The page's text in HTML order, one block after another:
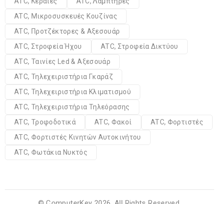
ATC, Μικροσυσκευές Κουζίνας
ATC, Προτζέκτορες & Αξεσουάρ
ATC, Στροφεία Ήχου
ATC, Στροφεία Δικτύου
ATC, Ταινίες Led & Αξεσουάρ
ATC, Τηλεχειριστήρια Γκαράζ
ATC, Τηλεχειριστήρια Κλιματισμού
ATC, Τηλεχειριστήρια Τηλεόρασης
ATC, Τροφοδοτικά
ATC, Φακοί
ATC, Φορτιστές
ATC, Φορτιστές Κινητών Αυτοκινήτου
ATC, Φωτάκια Νυκτός